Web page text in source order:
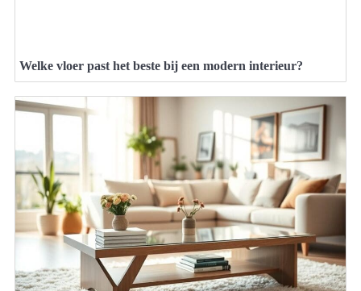
Welke vloer past het beste bij een modern interieur?